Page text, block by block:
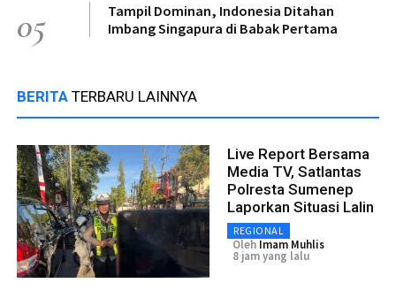
05
Tampil Dominan, Indonesia Ditahan
Imbang Singapura di Babak Pertama
BERITA TERBARU LAINNYA
Live Report Bersama
Media TV, Satlantas
Polresta Sumenep
Laporkan Situasi Lalin
REGIONAL
Oleh Imam Muhlis
8 jam yang lalu